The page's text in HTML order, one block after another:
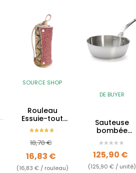
SOURCE SHOP
Rouleau
Essuie-tout
BIO lavable &
réutilisable -
Sop'Malins
Prix de base
18,70 €
16,83 €
(16,83 € / rouleau)
DE BUYER
Sauteuse
bombée
Milady en inox
Prix
125,90 €
(125,90 € / unité)